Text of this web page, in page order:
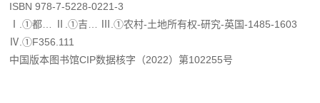
ISBN 978-7-5228-0221-3
Ⅰ.①都… Ⅱ.①吉… Ⅲ.①农村-土地所有权-研究-英国-1485-1603
Ⅳ.①F356.111
中国版本图书馆CIP数据核字（2022）第102255号